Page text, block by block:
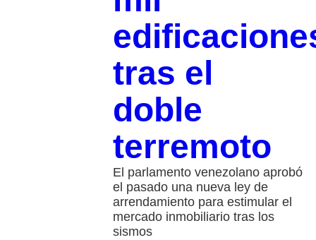
tras el
doble
terremoto
El parlamento venezolano aprobó
el pasado una nueva ley de
arrendamiento para estimular el
mercado inmobiliario tras los
sismos